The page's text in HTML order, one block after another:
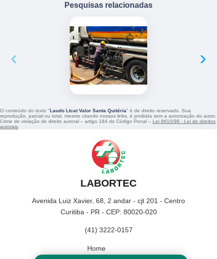
Pesquisas relacionadas
‹ ›
O conteúdo do texto "Laudo Ltcat Valor Santa Quitéria" é de direito reservado. Sua
reprodução, parcial ou total, mesmo citando nossos links, é proibida sem a autorização do autor.
Crime de violação de direito autoral – artigo 184 do Código Penal – Lei 9610/98 - Lei de direitos
autorais.
LABORTEC
Avenida Luiz Xavier, 68, 2 andar - cjt 201 - Centro
Curitiba - PR - CEP: 80020-020
(41) 3222-0157
Home